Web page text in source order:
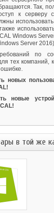
Так,
к серверу
Windows
Server 2016).
по
тех компаний,
новых
новые
в той же